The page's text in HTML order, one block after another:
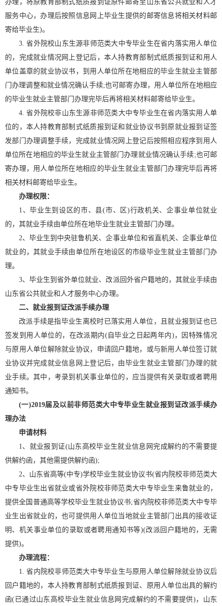
办理，将原教育部制式纸质报到证原件邮寄至山东省公共就业和人才
服务中心，办理后按照信息网上毕业生提供的邮寄信息将相关材料邮
寄给毕业生)。
3. 省外院校山东生源非师范类大中专毕业生在省内落实用人单位
的，完成就业情况网上登记后，本人持教育部制式纸质报到证和用人
单位盖章的就业协议书，到用人单位所在地相应的毕业生就业主管部
门办理调整和就业情况确认手续;也可邮寄办理，用人单位所在地相应
的毕业生就业主管部门办理完毕后再将相关材料邮寄给毕业生。
4. 省外院校非山东生源非师范类大中专毕业生在省内落实用人单
位的，本人持教育部制式纸质报到证和就业协议书到原就业报到证签
发部门办理调整手续，完成就业情况网上登记后按照相应程序到用人
单位所在地相应的毕业生就业主管部门办理就业情况确认手续;也可邮
寄办理，用人单位所在地相应的毕业生就业主管部门办理完毕后再将
相关材料邮寄给毕业生。
办理权限：
1、毕业生到设区的市、县(市、区)行政机关、企事业单位就业
的，其就业手续由单位所在地毕业生就业主管部门办理。
2、毕业生到中央驻鲁机关、企事业单位和省直机关、企事业单位
就业的，其就业手续由单位所在地设区的市级毕业生就业主管部门办
理。
3、毕业生到省外单位就业、改派回外省户籍地的，其就业手续由
山东省公共就业和人才服务中心办理。
二、就业报到证改派手续办理
改派手续是指毕业生离校时已落实用人单位，且就业报到证也已
签发到用人单位的，在改派期内(自毕业之日起两年内)，因特殊情况
与原用人单位解除就业协议，申请回户籍地，或与新用人单位签订就
业协议并完成就业信息网上登记后，由毕业生就业主管部门办理的就
业手续。其中，考录到机关事业单位的，应当提供有关录取或者聘用
通知书。
(一)2019届及以前非师范类大中专毕业生就业报到证改派手续办
理办法
申请材料
1、就业报到证(山东高校毕业生就业信息网完成解约的不需要提
供解约函，其他需提供解约函);
2、山东省高等(中专)学校毕业生就业协议书(省内院校非师范类大
中专毕业生出省就业或省外院校非师范类大中专毕业生来鲁就业的，
提供全国普通高等学校毕业生就业协议书;省内院校非师范类大中专毕
业生出省就业的，也可提供用人单位当地就业主管部门出具的接收证
明、机关事业单位的录取或者聘用通知书等)(改派回户籍地的，无需
提供)。
办理流程：
1. 省内院校非师范类大中专毕业生与原用人单位解除就业协议后
回户籍地的，本人持教育部制式纸质报到证、原用人单位出具的解约
函(已通过山东高校毕业生就业信息网完成解约的不需要提供)，山东